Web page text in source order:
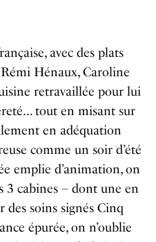
avec des plats
Hénaux, Caroline
retravaillée pour lui
tout en misant sur
en adéquation
comme un soir d’été
emplie d’animation, on
3 cabines – dont une en
soins signés Cinq
épurée, on n’oublie